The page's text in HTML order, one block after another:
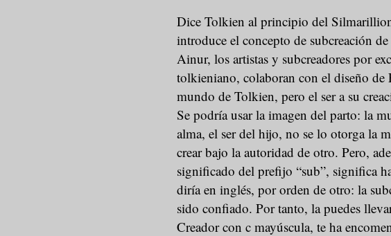
Dice Tolkien al principio del
introduce el concepto de subcreación
Ainur, los artistas y subcreadores por
tolkieniano, colaboran con el diseño
mundo de Tolkien, pero el ser a su
Se podría usar la imagen del parto: la
alma, el ser del hijo, no se lo otorga la
crear bajo la autoridad de otro. Pero,
significado del prefijo “sub”, significa
diría en inglés, por orden de otro: la
sido confiado. Por tanto, la puedes
Creador con c mayúscula, te ha